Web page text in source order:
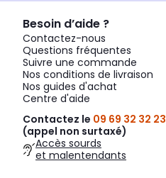
Besoin d’aide ?
Contactez-nous
Questions fréquentes
Suivre une commande
Nos conditions de livraison
Nos guides d'achat
Centre d'aide
Contactez le 09 69 32 32 23
(appel non surtaxé)
Accès sourds
et malentendants